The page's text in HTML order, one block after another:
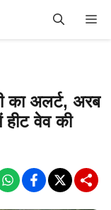
का अलर्ट, अरब
हीट वेव की